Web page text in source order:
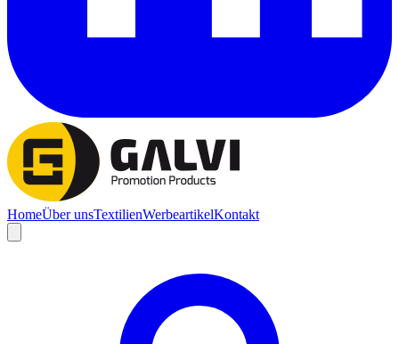
HomeÜber unsTextilienWerbeartikelKontakt